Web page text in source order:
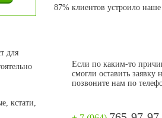
87% клиентов устроило
Если по каким-то
смогли оставить заявку
позвоните нам по
для
кстати,